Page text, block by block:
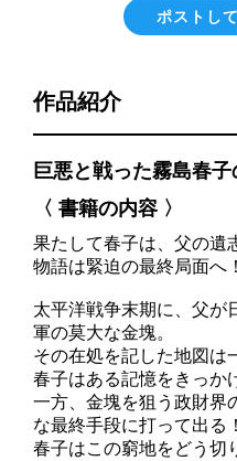
ポストし
作品紹介
巨悪と戦った霧島春
〈 書籍の内容 〉
果たして春子は、父の遺
物語は緊迫の最終局面へ！
太平洋戦争末期に、父が
軍の莫大な金塊。
その在処を記した地図は
春子はある記憶をきっか
一方、金塊を狙う政財界
な最終手段に打って出る！
春子はこの窮地をどう切